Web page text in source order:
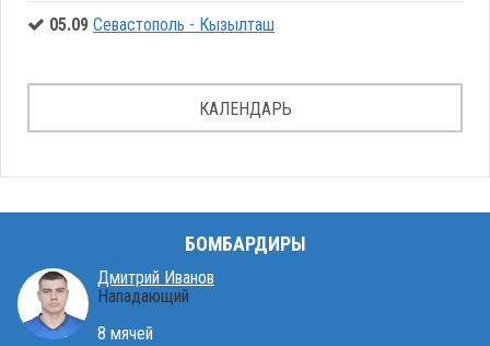
05.09 Севастополь - Кызылташ
КАЛЕНДАРЬ
БОМБАРДИРЫ
Дмитрий Иванов
Нападающий
8 мячей